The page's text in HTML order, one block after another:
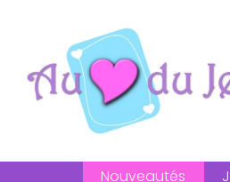
Nouveautés